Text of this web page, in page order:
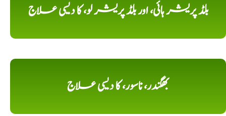
بلڈ پریشر ہائی، اور بلڈ پریشر لو، کا دیسی علاج
بھگندر، ناسور، کا دیسی علاج